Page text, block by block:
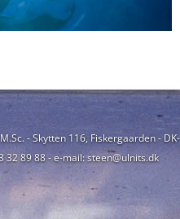
- Skytten 116, Fiskergaarden - DK-
32 89 88 - e-mail: steen@ulnits.dk